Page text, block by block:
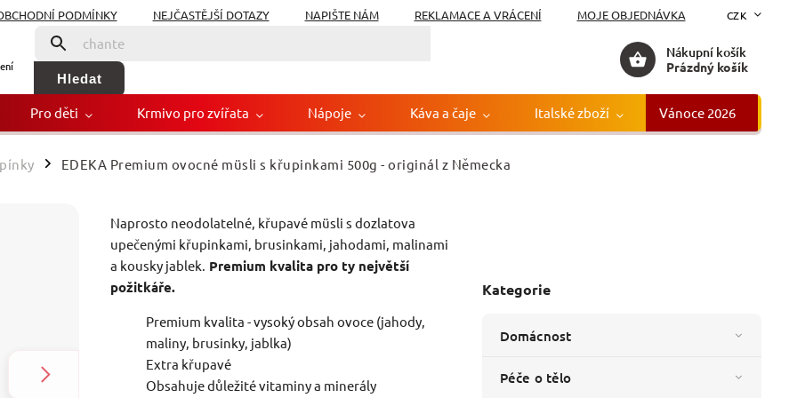
PODMÍNKY NEJČASTĚJŠÍ DOTAZY NAPIŠTE NÁM REKLAMACE A VRÁCENÍ MOJE OBJEDNÁVKA CZK
Hledat
Nákupní košík
Prázdný košík
Pro děti Krmivo pro zvířata Nápoje Káva a čaje Italské zboží Vánoce 2026
/ EDEKA Premium ovocné müsli s křupinkami 500g - originál z Německa
Kategorie
Domácnost
Péče o tělo
müsli s křupinkami 500g
Značka:
Naprosto neodolatelné, křupavé müsli s dozlatova
upečenými křupinkami, brusinkami, jahodami, malinami
a kousky jablek. Premium kvalita pro ty největší
požitkáře.
Premium kvalita - vysoký obsah ovoce (jahody,
maliny, brusinky, jablka)
Extra křupavé
Obsahuje důležité vitaminy a minerály